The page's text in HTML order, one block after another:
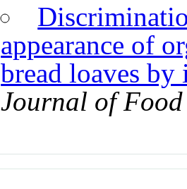
appearance of
bread loaves by
Journal of